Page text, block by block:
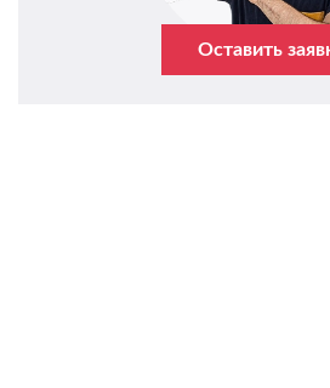
Оставить